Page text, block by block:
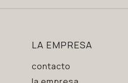
LA EMPRESA
contacto